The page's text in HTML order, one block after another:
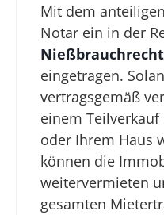
Mit dem
Notar ein in der
eingetragen.
vertragsgemäß
einem
oder Ihrem Haus
können die
weitervermieten
gesamten